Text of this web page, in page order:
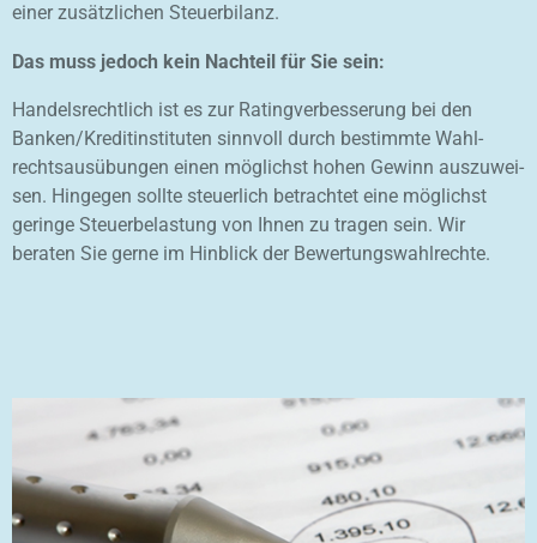
einer zusätzlichen Steuerbilanz.
Das muss jedoch kein Nachteil für Sie sein:
Handelsrechtlich ist es zur Ratingver­bes­se­rung bei den
Banken/Kre­ditins­tituten sinnvoll durch bestimmte Wahl­
rechts­ausübungen einen möglichst hohen Gewinn aus­zu­wei­
sen. Hingegen sollte steuerlich betrachtet eine möglichst
geringe Steu­erbelastung von Ihnen zu tragen sein. Wir
beraten Sie gerne im Hinblick der Bewertungswahlrechte.